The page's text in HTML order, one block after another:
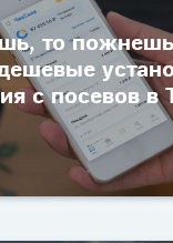
то
c посевов в